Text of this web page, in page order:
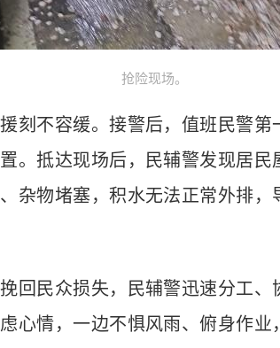
抢险现场。
不容缓。接警后，值班民警第
。抵达现场后，民辅警发现居
杂物堵塞，积水无法正常外排
民众损失，民辅警迅速分工、
心情，一边不惧风雨、俯身作业